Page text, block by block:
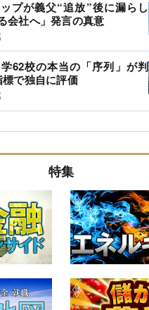
プが義父“追放”後に漏らし
会社へ」発言の真意
学62校の本当の「序列」が判
で独自に評価
特集